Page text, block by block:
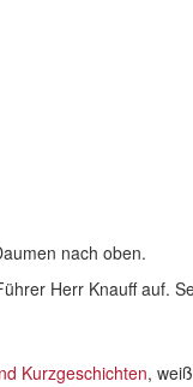
nach oben.
Herr Knauff auf.
Kurzgeschichten,